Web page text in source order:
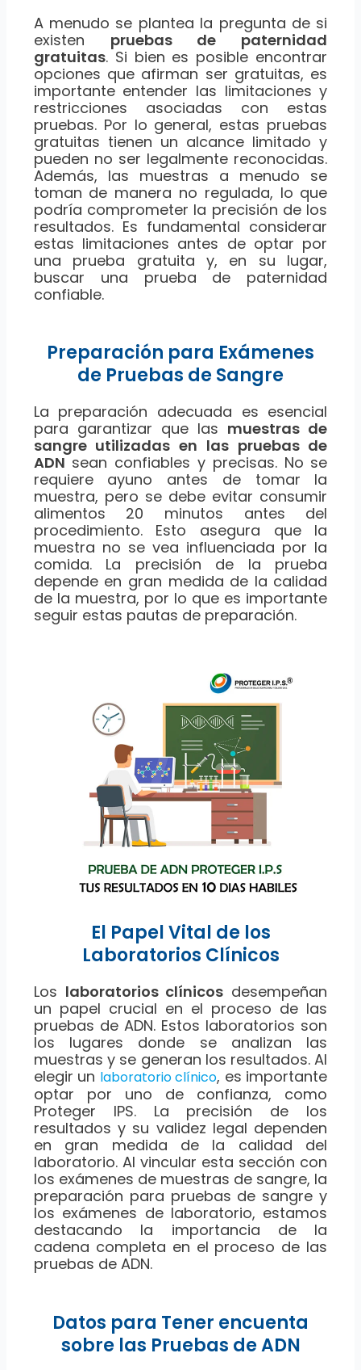
A menudo se plantea la pregunta de si
existen pruebas de paternidad
gratuitas. Si bien es posible encontrar
opciones que afirman ser gratuitas, es
importante entender las limitaciones y
restricciones asociadas con estas
pruebas. Por lo general, estas pruebas
gratuitas tienen un alcance limitado y
pueden no ser legalmente reconocidas.
Además, las muestras a menudo se
toman de manera no regulada, lo que
podría comprometer la precisión de los
resultados. Es fundamental considerar
estas limitaciones antes de optar por
una prueba gratuita y, en su lugar,
buscar una prueba de paternidad
confiable.
Preparación para Exámenes
de Pruebas de Sangre
La preparación adecuada es esencial
para garantizar que las muestras de
sangre utilizadas en las pruebas de
ADN sean confiables y precisas. No se
requiere ayuno antes de tomar la
muestra, pero se debe evitar consumir
alimentos 20 minutos antes del
procedimiento. Esto asegura que la
muestra no se vea influenciada por la
comida. La precisión de la prueba
depende en gran medida de la calidad
de la muestra, por lo que es importante
seguir estas pautas de preparación.
El Papel Vital de los
Laboratorios Clínicos
Los laboratorios clínicos desempeñan
un papel crucial en el proceso de las
pruebas de ADN. Estos laboratorios son
los lugares donde se analizan las
muestras y se generan los resultados. Al
elegir un laboratorio clínico, es importante
optar por uno de confianza, como
Proteger IPS. La precisión de los
resultados y su validez legal dependen
en gran medida de la calidad del
laboratorio. Al vincular esta sección con
los exámenes de muestras de sangre, la
preparación para pruebas de sangre y
los exámenes de laboratorio, estamos
destacando la importancia de la
cadena completa en el proceso de las
pruebas de ADN.
Datos para Tener encuenta
sobre las Pruebas de ADN